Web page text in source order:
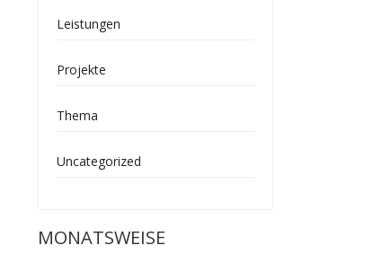
Leistungen
Projekte
Thema
Uncategorized
MONATSWEISE